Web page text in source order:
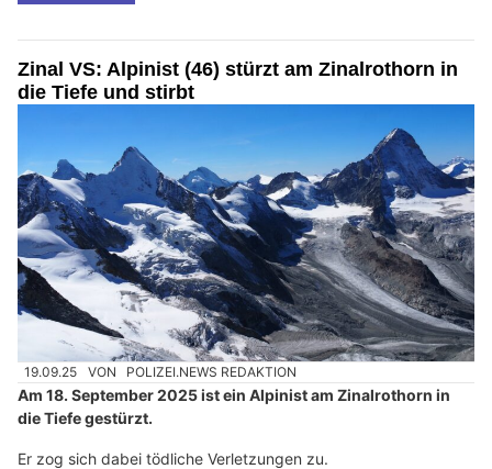
Zinal VS: Alpinist (46) stürzt am Zinalrothorn in
die Tiefe und stirbt
19.09.25 VON POLIZEI.NEWS REDAKTION
Am 18. September 2025 ist ein Alpinist am Zinalrothorn in
die Tiefe gestürzt.
Er zog sich dabei tödliche Verletzungen zu.